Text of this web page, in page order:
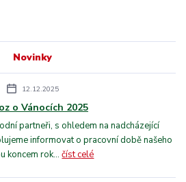
Novinky
12.12.2025
o Vánocích 2025
partneři, s ohledem na nadcházející
informovat o pracovní době našeho
koncem rok...číst celé